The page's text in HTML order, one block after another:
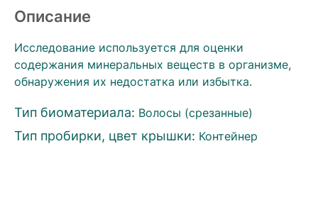
Описание
Исследование используется для оценки
содержания минеральных веществ в организме,
обнаружения их недостатка или избытка.
Тип биоматериала: Волосы (срезанные)
Тип пробирки, цвет крышки: Контейнер